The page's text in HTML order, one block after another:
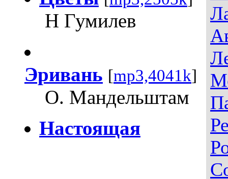
Н Гумилев
Эривань [mp3,4041k]
О. Мандельштам
Настоящая